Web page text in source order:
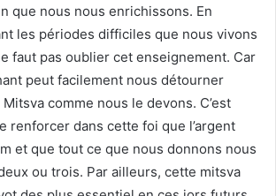
que nous nous enrichissons. En
les périodes difficiles que nous vivons
faut pas oublier cet enseignement. Car
peut facilement nous détourner
comme nous le devons. C’est
renforcer dans cette foi que l’argent
et que tout ce que nous donnons nous
ou trois. Par ailleurs, cette mitsva